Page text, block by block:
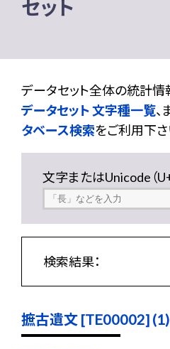
セット
データセット全体の統計情
データセット 文字種一覧
タベース検索をご利用下さ
文字またはUnicode（
検索結果：
摭古遺文 [TE00002] (1)